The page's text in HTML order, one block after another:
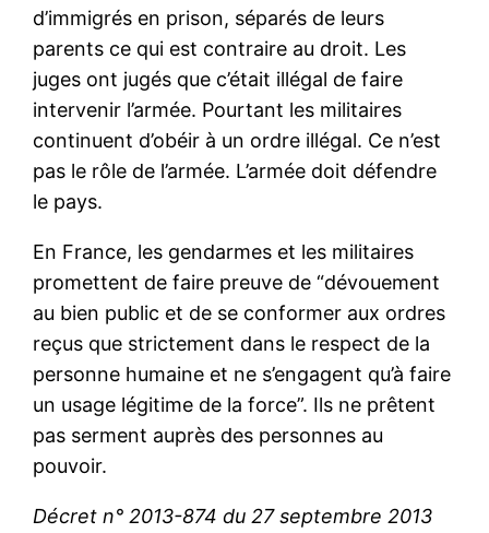
d’immigrés en prison, séparés de leurs
parents ce qui est contraire au droit. Les
juges ont jugés que c’était illégal de faire
intervenir l’armée. Pourtant les militaires
continuent d’obéir à un ordre illégal. Ce n’est
pas le rôle de l’armée. L’armée doit défendre
le pays.
En France, les gendarmes et les militaires
promettent de faire preuve de “dévouement
au bien public et de se conformer aux ordres
reçus que strictement dans le respect de la
personne humaine et ne s’engagent qu’à faire
un usage légitime de la force”. Ils ne prêtent
pas serment auprès des personnes au
pouvoir.
Décret n° 2013-874 du 27 septembre 2013